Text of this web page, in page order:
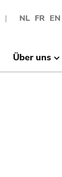
NL FR EN
Über uns